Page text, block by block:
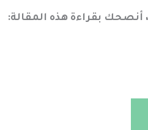
بقراءة هذه المقالة: